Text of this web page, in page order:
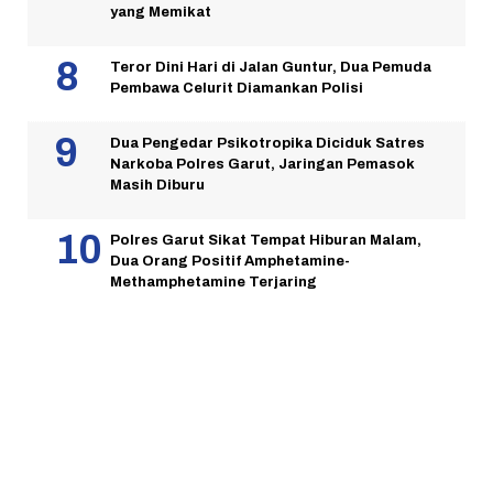
yang Memikat
Teror Dini Hari di Jalan Guntur, Dua Pemuda
Pembawa Celurit Diamankan Polisi
Dua Pengedar Psikotropika Diciduk Satres
Narkoba Polres Garut, Jaringan Pemasok
Masih Diburu
Polres Garut Sikat Tempat Hiburan Malam,
Dua Orang Positif Amphetamine-
Methamphetamine Terjaring